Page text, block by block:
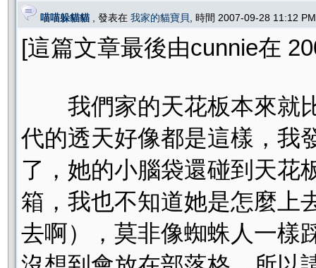
喵喵躲貓貓 , 發表在 我家的貓寶貝 , 時間 2007-09-28 11:12
[這篇文章最後由cunnie在
我們家的天花板本來就比
代的透天好像都是這樣，我
了，她的小腦袋還碰到天花
箱，我也不知道她是怎麼上
去啊），莫非像蜘蛛人一樣